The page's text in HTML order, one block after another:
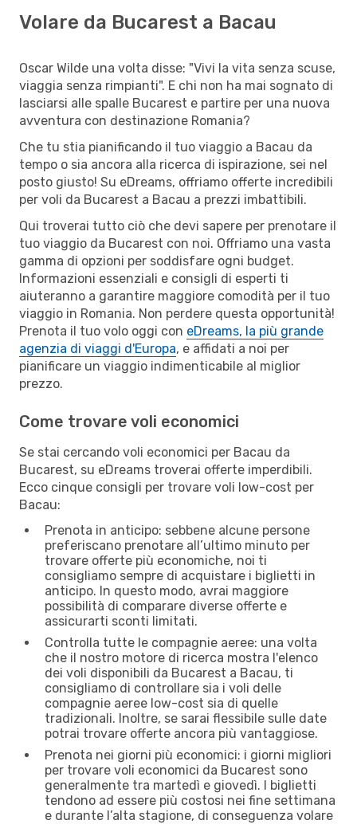
Volare da Bucarest a Bacau
Oscar Wilde una volta disse: "Vivi la vita senza scuse,
viaggia senza rimpianti". E chi non ha mai sognato di
lasciarsi alle spalle Bucarest e partire per una nuova
avventura con destinazione Romania?
Che tu stia pianificando il tuo viaggio a Bacau da
tempo o sia ancora alla ricerca di ispirazione, sei nel
posto giusto! Su eDreams, offriamo offerte incredibili
per voli da Bucarest a Bacau a prezzi imbattibili.
Qui troverai tutto ciò che devi sapere per prenotare il
tuo viaggio da Bucarest con noi. Offriamo una vasta
gamma di opzioni per soddisfare ogni budget.
Informazioni essenziali e consigli di esperti ti
aiuteranno a garantire maggiore comodità per il tuo
viaggio in Romania. Non perdere questa opportunità!
Prenota il tuo volo oggi con eDreams, la più grande
agenzia di viaggi d'Europa, e affidati a noi per
pianificare un viaggio indimenticabile al miglior
prezzo.
Come trovare voli economici
Se stai cercando voli economici per Bacau da
Bucarest, su eDreams troverai offerte imperdibili.
Ecco cinque consigli per trovare voli low-cost per
Bacau:
Prenota in anticipo: sebbene alcune persone
preferiscano prenotare all’ultimo minuto per
trovare offerte più economiche, noi ti
consigliamo sempre di acquistare i biglietti in
anticipo. In questo modo, avrai maggiore
possibilità di comparare diverse offerte e
assicurarti sconti limitati.
Controlla tutte le compagnie aeree: una volta
che il nostro motore di ricerca mostra l'elenco
dei voli disponibili da Bucarest a Bacau, ti
consigliamo di controllare sia i voli delle
compagnie aeree low-cost sia di quelle
tradizionali. Inoltre, se sarai flessibile sulle date
potrai trovare offerte ancora più vantaggiose.
Prenota nei giorni più economici: i giorni migliori
per trovare voli economici da Bucarest sono
generalmente tra martedì e giovedì. I biglietti
tendono ad essere più costosi nei fine settimana
e durante l’alta stagione, di conseguenza volare